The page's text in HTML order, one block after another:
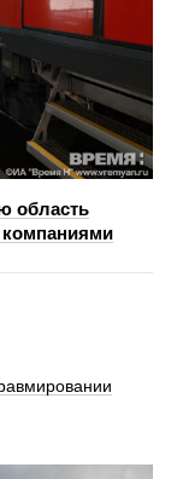
область
компаниями